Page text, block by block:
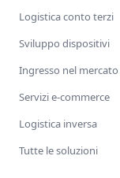
Logistica conto terzi
Sviluppo dispositivi
Ingresso nel mercato
Servizi e-commerce
Logistica inversa
Tutte le soluzioni